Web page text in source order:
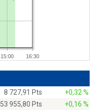
15:00 16:30
8 727,91 Pts
+0,32 %
53 955,80 Pts
+0,16 %